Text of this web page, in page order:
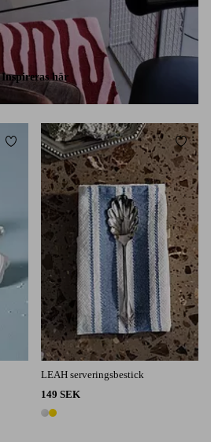
Inspireras här
Lägg till i favoriter
LEAH serveringsbestick
149 SEK
2 färger
Lägg